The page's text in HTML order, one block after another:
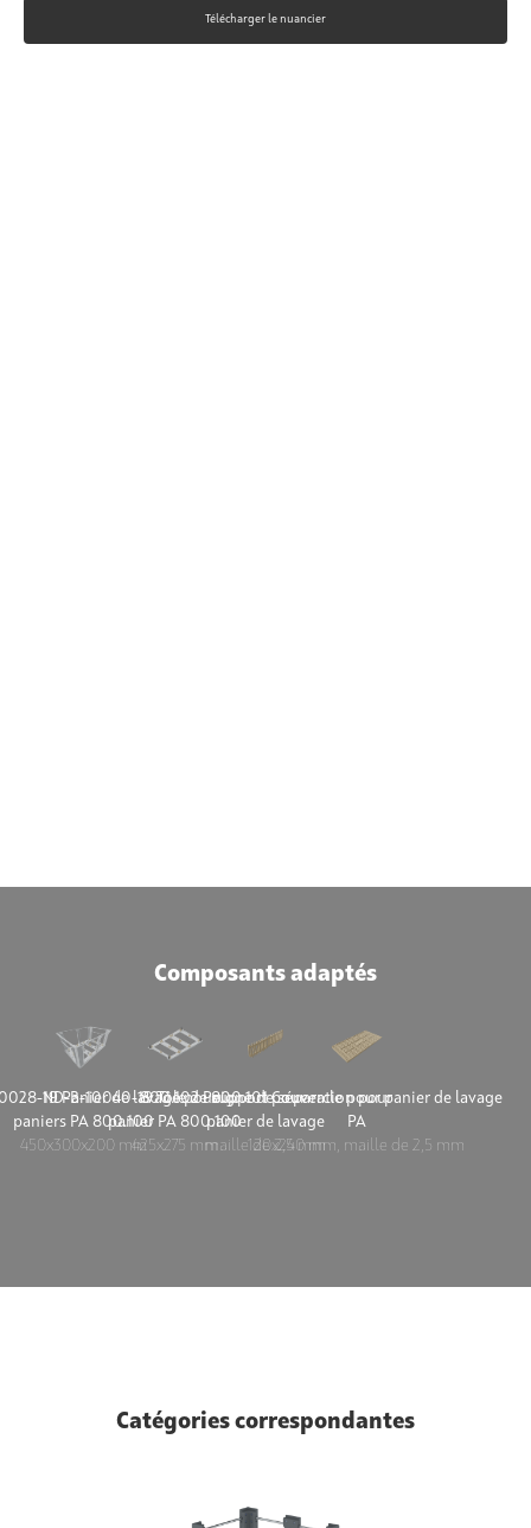
Télécharger le nuancier
Composants adaptés
19 Panier de lavage pour
paniers PA 800.100
450x300x200 mm
ND-B-10040-19 Tôle de support pour
panier PA 800.100
425x275 mm
800.102 Peigne de séparation pour
panier de lavage
maille de 2,5 mm
800.101 Couvercle pour panier de lavage
PA
120x240 mm, maille de 2,5 mm
Catégories correspondantes